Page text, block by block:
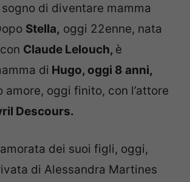
di diventare mamma
Stella, oggi 22enne, nata
Claude Lelouch, è
di Hugo, oggi 8 anni,
amore, oggi finito, con l’attore
Descours.
dei suoi figli, oggi,
di Alessandra Martines